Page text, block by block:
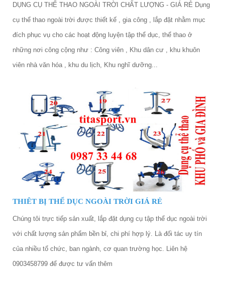
DỤNG CỤ THỂ THAO NGOÀI TRỜI CHẤT LƯỢNG - GIÁ RẺ Dụng
cụ thể thao ngoài trời được thiết kế , gia công , lắp đặt nhằm mục
đích phục vụ cho các hoạt động luyện tập thể dục, thể thao ở
những nơi công cộng như : Công viên , Khu dân cư , khu khuôn
viên nhà văn hóa , khu du lịch, Khu nghĩ dưỡng...
THIÊT BỊ THỂ DỤC NGOÀI TRỜI GIÁ RẺ
Chúng tôi trực tiếp sản xuất, lắp đặt dụng cụ tập thể dục ngoài trời
với chất lượng sản phẩm bền bỉ, chi phí hợp lý. Là đối tác uy tín
của nhiều tổ chức, ban ngành, cơ quan trường học. Liên hệ
0903458799 để được tư vấn thêm